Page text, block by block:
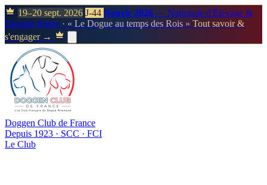
19–20 sept. 2026 J-44 Neuvic 2026 — Nationale d'Élevage &
Doggen Show · « Le Dogue au temps des Rois » Tout savoir &
s'engager →
Doggen Club de France
Depuis 1923 · SCC · FCI
Le Club